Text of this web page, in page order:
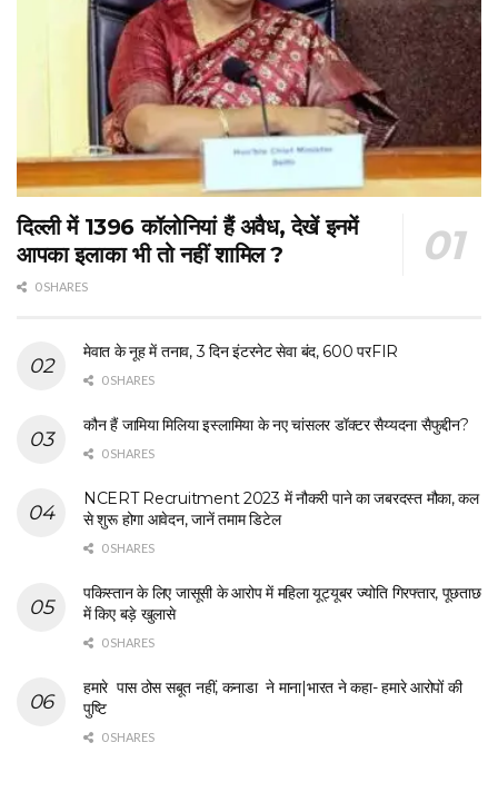
दिल्ली में 1396 कॉलोनियां हैं अवैध, देखें इनमें
आपका इलाका भी तो नहीं शामिल ?
0 SHARES
मेवात के नूह में तनाव, 3 दिन इंटरनेट सेवा बंद, 600 परFIR
0 SHARES
कौन हैं जामिया मिलिया इस्लामिया के नए चांसलर डॉक्टर सैय्यदना सैफुद्दीन?
0 SHARES
NCERT Recruitment 2023 में नौकरी पाने का जबरदस्त मौका, कल
से शुरू होगा आवेदन, जानें तमाम डिटेल
0 SHARES
पकिस्तान के लिए जासूसी के आरोप में महिला यूट्यूबर ज्योति गिरफ्तार, पूछताछ
में किए बड़े खुलासे
0 SHARES
हमारे पास ठोस सबूत नहीं, कनाडा ने माना|भारत ने कहा- हमारे आरोपों की
पुष्टि
0 SHARES